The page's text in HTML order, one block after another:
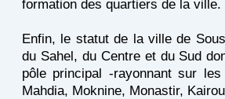
formation des quartiers de la ville.
Enfin, le statut de la ville de
du Sahel, du Centre et du Sud
pôle principal -rayonnant sur
Mahdia, Moknine, Monastir,